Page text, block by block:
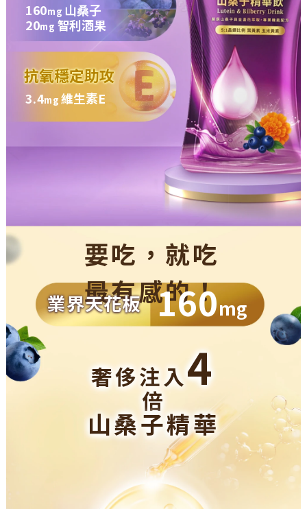
160mg 山桑子
20mg 智利酒果
抗氧穩定助攻
3.4mg 維生素E
要吃，就吃
最有感的！
業界天花板 160mg
奢侈注入4
倍
山桑子精華